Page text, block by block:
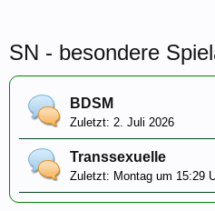
SN - besondere
BDSM
2. Juli 2026
Transsexuelle
Montag um 15:29